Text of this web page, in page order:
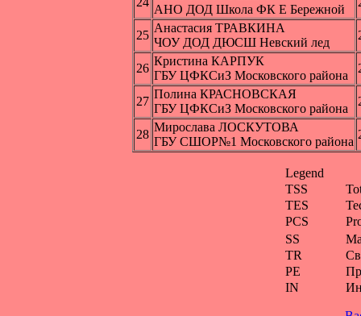
АНО ДОД Школа ФК Е Бережной
25
Анастасия ТРАВКИНА
ЧОУ ДОД ДЮСШ Невский лед
26
Кристина КАРПУК
ГБУ ЦФКСиЗ Московского района
27
Полина КРАСНОВСКАЯ
ГБУ ЦФКСиЗ Московского района
28
Мирослава ЛОСКУТОВА
ГБУ СШОР№1 Московского района
Legend
TSS
TES
PCS
SS
TR
PE
IN